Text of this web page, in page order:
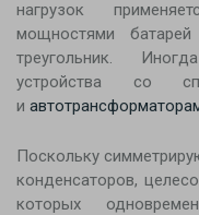
нагрузок
мощностями
треугольник.
устройства со
и
Поскольку
конденсаторов,
которых